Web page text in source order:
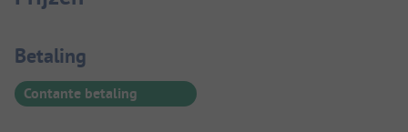
Betaalinformatie
Betaling
Contante betaling